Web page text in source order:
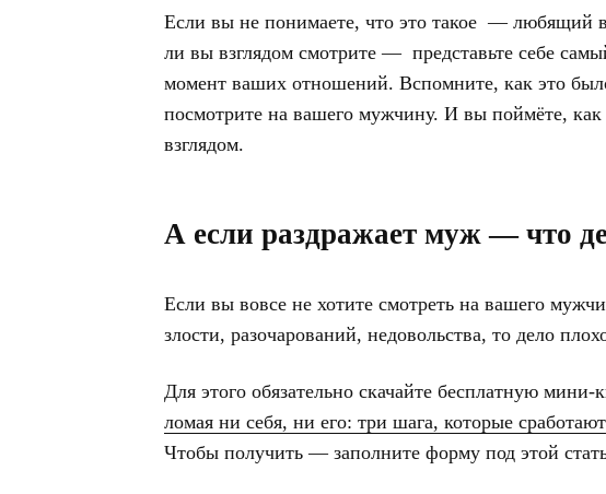
Если вы не понимаете, что это такое — любящий
ли вы взглядом смотрите — представьте себе
момент ваших отношений. Вспомните, как это
посмотрите на вашего мужчину. И вы поймёте,
взглядом.
А если раздражает муж — что
Если вы вовсе не хотите смотреть на вашего
злости, разочарований, недовольства, то дело
Для этого обязательно скачайте бесплатную мини-
ломая ни себя, ни его: три шага, которые сработают
Чтобы получить — заполните форму под этой